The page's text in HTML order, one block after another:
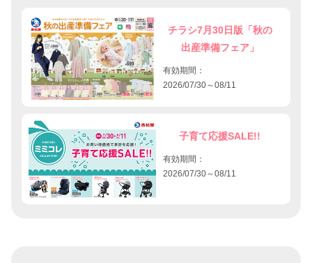
チラシ7月30日版「秋の
出産準備フェア」
有効期間：
2026/07/30～08/11
子育て応援SALE!!
有効期間：
2026/07/30～08/11